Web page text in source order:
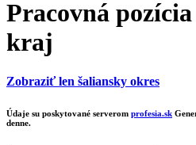
Pracovná
kraj
Zobraziť len šaliansky okres
Údaje su poskytované serverom profesia.sk
denne.